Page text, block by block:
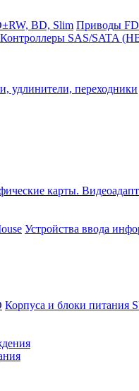
Приводы
Контроллеры SAS/SATA
удлинители, переходники
карты.
Устройства ввода
Корпуса и блоки питания